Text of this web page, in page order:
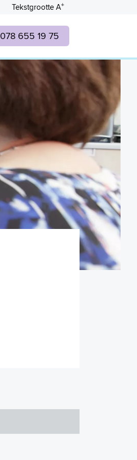
Tekstgrootte A+
078 655 19 75